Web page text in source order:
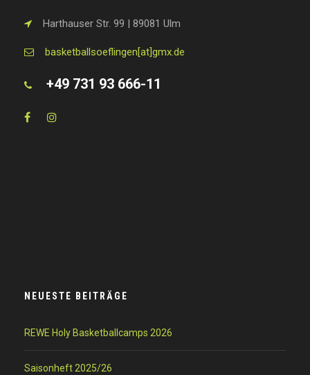
Harthauser Str. 99 | 89081 Ulm
basketballsoeflingen[at]gmx.de
+49 731 93 666-11
NEUESTE BEITRÄGE
REWE Holy Basketballcamps 2026
Saisonheft 2025/26